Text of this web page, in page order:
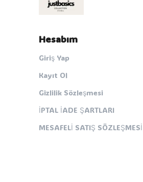
Hesabım
Giriş Yap
Kayıt Ol
Gizlilik Sözleşmesi
İPTAL İADE ŞARTLARI
MESAFELİ SATIŞ SÖZLEŞMESİ